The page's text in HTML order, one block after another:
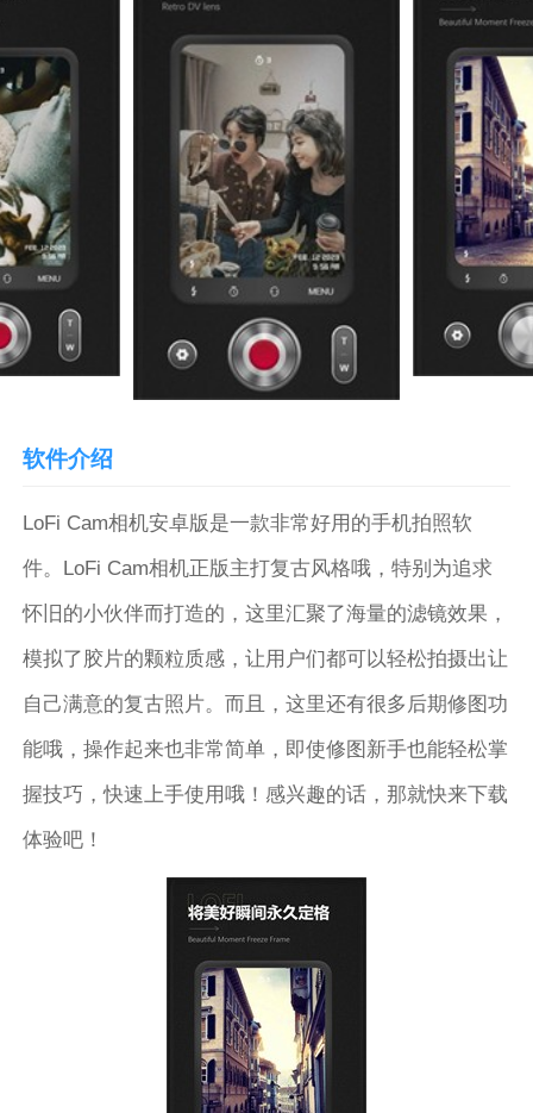
软件介绍
LoFi Cam相机安卓版是一款非常好用的手机拍照软
件。LoFi Cam相机正版主打复古风格哦，特别为追求
怀旧的小伙伴而打造的，这里汇聚了海量的滤镜效果，
模拟了胶片的颗粒质感，让用户们都可以轻松拍摄出让
自己满意的复古照片。而且，这里还有很多后期修图功
能哦，操作起来也非常简单，即使修图新手也能轻松掌
握技巧，快速上手使用哦！感兴趣的话，那就快来下载
体验吧！